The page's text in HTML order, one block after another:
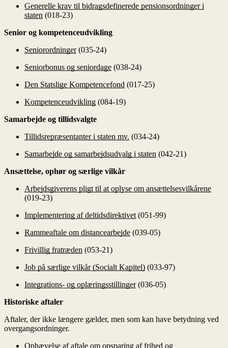
Generelle krav til bidragsdefinerede pensionsordninger i
staten (018-23)
Senior og kompetenceudvikling
Seniorordninger(035-24)
Seniorbonus og seniordage (038-24)
Den Statslige Kompetencefond (017-25)
Kompetenceudvikling (084-19)
Samarbejde og tillidsvalgte
Tillidsrepræsentanter i staten mv. (034-24)
Samarbejde og samarbejdsudvalg i staten (042-21)
Ansættelse, ophør og særlige vilkår
Arbejdsgiverens pligt til at oplyse om ansættelsesvilkårene
(019-23)
Implementering af deltidsdirektivet(051-99)
Rammeaftale om distancearbejde (039-05)
Frivillig fratræden (053-21)
Job på særlige vilkår (Socialt Kapitel) (033-97)
Integrations- og oplæringsstillinger(036-05)
Historiske aftaler
Aftaler, der ikke længere gælder, men som kan have betydning ved
overgangsordninger.
Ophævelse af aftale om opsparing af frihed og